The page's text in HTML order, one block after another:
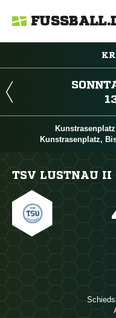
Kunstrasenplatz,
TSV LUSTNAU II